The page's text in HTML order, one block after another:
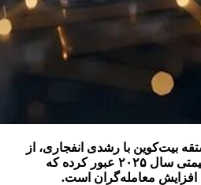
بیت‌کوین با رشدی انفجاری، از
رکوردهای ثبت‌ شده در اوج قیمتی سال ۲۰۲۵ عبور کرده که
معامله‌گران است.